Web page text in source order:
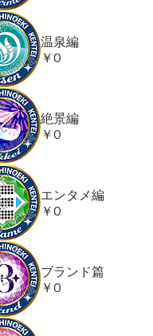
温泉編
￥0
絶景編
￥0
エンタメ編
￥0
ブランド篇
￥0